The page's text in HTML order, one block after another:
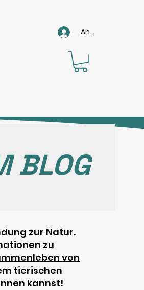
Anmelden
BLOG
zur Natur.
zu
von
tierischen
kannst!